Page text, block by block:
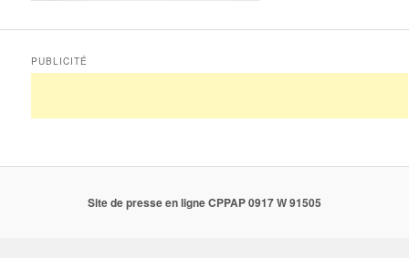
PUBLICITÉ
Site de presse en ligne CPPAP 0917 W 91505